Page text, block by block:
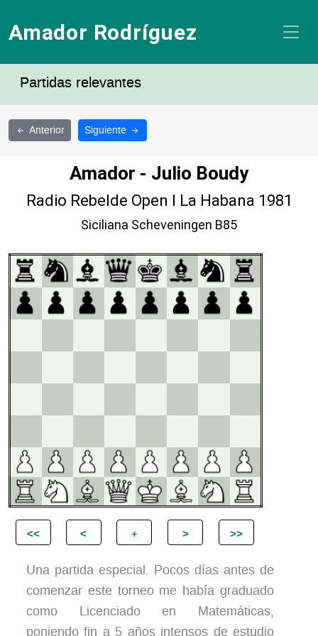
Amador Rodríguez
Partidas relevantes
Anterior Siguiente
Amador - Julio Boudy
Radio Rebelde Open I La Habana 1981
Siciliana Scheveningen B85
Una partida especial. Pocos días antes de
comenzar este torneo me había graduado
como Licenciado en Matemáticas,
poniendo fin a 5 años intensos de estudio